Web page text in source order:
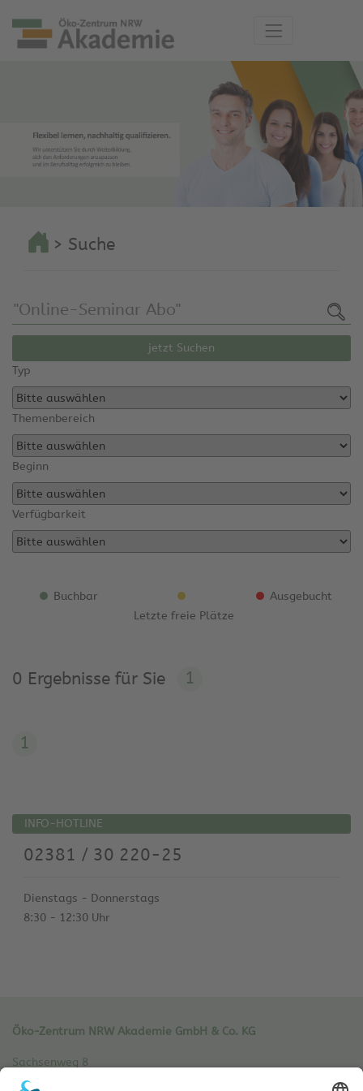
> Suche
jetzt Suchen
Typ
Themenbereich
Beginn
Verfügbarkeit
Buchbar
Letzte freie Plätze
Ausgebucht
0 Ergebnisse für Sie 1
1
INFO-HOTLINE
02381 / 30 220-25
Dienstags - Donnerstags
8:30 - 12:30 Uhr
Öko-Zentrum NRW Akademie GmbH & Co. KG
Sachsenweg 8
59073 Hamm